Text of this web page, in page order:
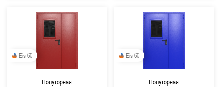
Eis-60
Полуторная
Eis-60
Полуторная